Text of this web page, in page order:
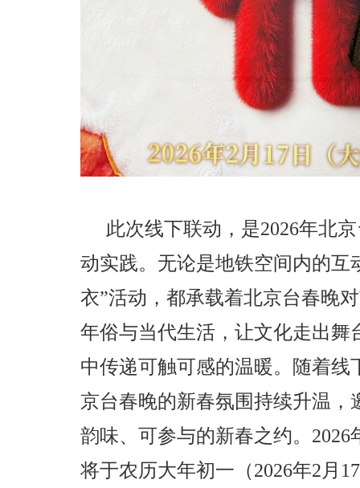
此次线下联动，是2026年北
动实践。无论是地铁空间内的互
衣”活动，都承载着北京台春晚
年俗与当代生活，让文化走出
中传递可触可感的温暖。随着线
京台春晚的新春氛围持续升温
韵味、可参与的新春之约。
将于农历大年初一（2026年2月